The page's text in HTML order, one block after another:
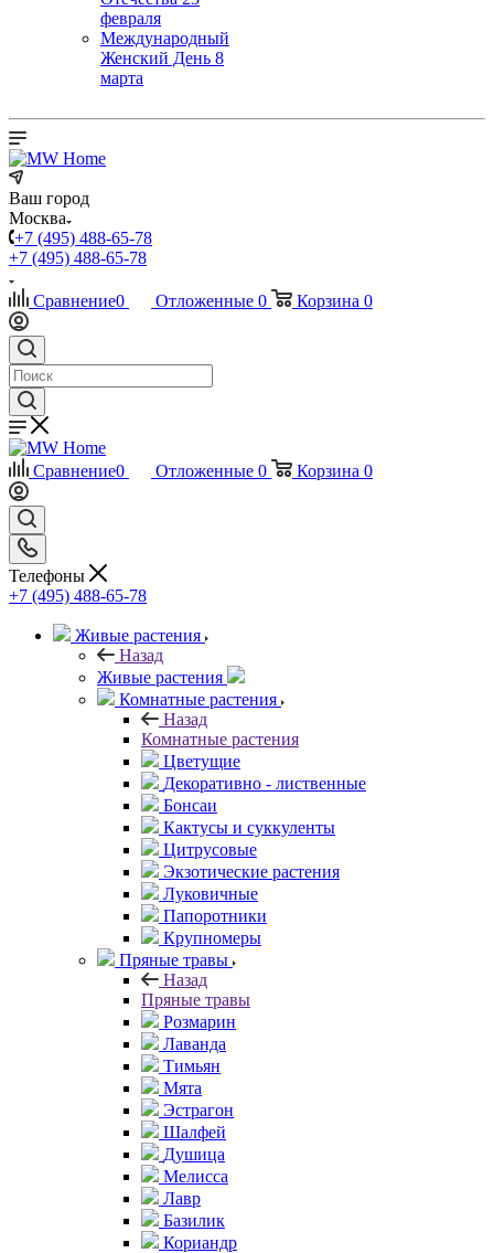
февраля
Международный
Женский День 8
марта
Ваш город
Москва
+7 (495) 488-65-78
+7 (495) 488-65-78
Сравнение0 Отложенные 0 Корзина 0
Сравнение0 Отложенные 0 Корзина 0
Телефоны
+7 (495) 488-65-78
Живые растения
Назад
Живые растения
Комнатные растения
Назад
Комнатные растения
Цветущие
Декоративно - лиственные
Бонсаи
Кактусы и суккуленты
Цитрусовые
Экзотические растения
Луковичные
Папоротники
Крупномеры
Пряные травы
Назад
Пряные травы
Розмарин
Лаванда
Тимьян
Мята
Эстрагон
Шалфей
Душица
Мелисса
Лавр
Базилик
Кориандр